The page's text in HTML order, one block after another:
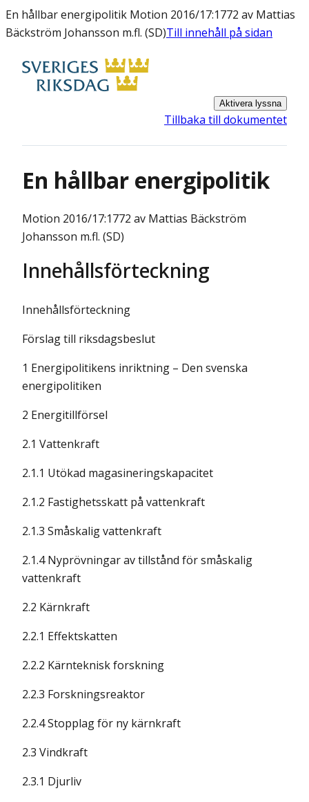
En hållbar energipolitik Motion 2016/17:1772 av Mattias
Bäckström Johansson m.fl. (SD)Till innehåll på sidan
Aktivera lyssna
Tillbaka till dokumentet
En hållbar energipolitik
Motion 2016/17:1772 av Mattias Bäckström
Johansson m.fl. (SD)
Innehållsförteckning
Innehållsförteckning
Förslag till riksdagsbeslut
1 Energipolitikens inriktning – Den svenska
energipolitiken
2 Energitillförsel
2.1 Vattenkraft
2.1.1 Utökad magasineringskapacitet
2.1.2 Fastighetsskatt på vattenkraft
2.1.3 Småskalig vattenkraft
2.1.4 Nyprövningar av tillstånd för småskalig
vattenkraft
2.2 Kärnkraft
2.2.1 Effektskatten
2.2.2 Kärnteknisk forskning
2.2.3 Forskningsreaktor
2.2.4 Stopplag för ny kärnkraft
2.3 Vindkraft
2.3.1 Djurliv